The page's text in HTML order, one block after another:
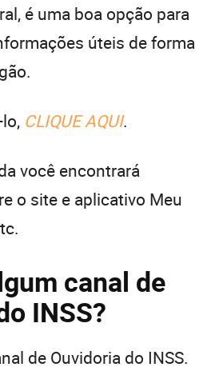
é uma boa opção para
úteis de forma
CLIQUE AQUI.
você encontrará
o site e aplicativo Meu
canal de
INSS?
de Ouvidoria do INSS.